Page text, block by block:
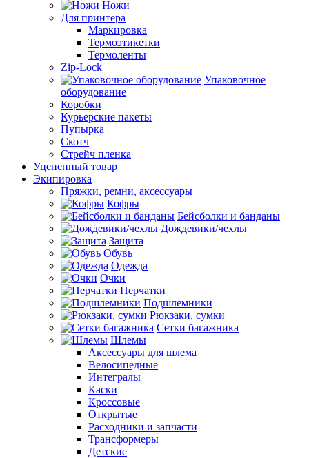
Ножи
Для принтера
Маркировка
Термоэтикетки
Термоленты
Zip-Lock
Упаковочное
оборудование
Коробки
Курьерские пакеты
Пупырка
Скотч
Стрейч пленка
Уцененный товар
Экипировка
Пряжки, ремни, аксессуары
Кофры
Бейсболки и банданы
Дождевики/чехлы
Защита
Обувь
Одежда
Очки
Перчатки
Подшлемники
Рюкзаки, сумки
Сетки багажника
Шлемы
Аксессуары для шлема
Велосипедные
Интегралы
Каски
Кроссовые
Открытые
Расходники и запчасти
Трансформеры
Детские